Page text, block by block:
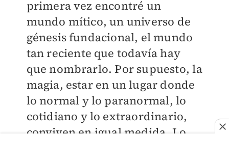
primera vez encontré un
mundo mítico, un universo de
génesis fundacional, el mundo
tan reciente que todavía hay
que nombrarlo. Por supuesto, la
magia, estar en un lugar donde
lo normal y lo paranormal, lo
cotidiano y lo extraordinario,
conviven en igual medida. Lo